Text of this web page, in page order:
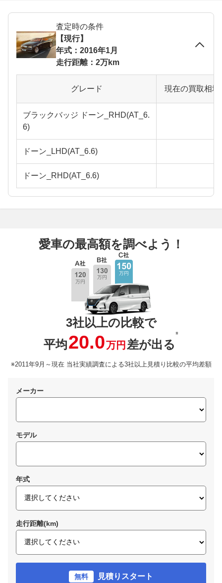
査定時の条件
【現行】
年式：2016年1月
走行距離：2万km
グレード 現在の買取相
ブラックバッジ ドーン_RHD(AT_6.
6)
ドーン_LHD(AT_6.6)
ドーン_RHD(AT_6.6)
愛車の最高額を調べよう！
3社以上の比較で
平均20.0万円 差が出る
※
※2011年9月～現在 当社実績調査による3社以上見積り比較の平均差額
メーカー
モデル
年式
走行距離(km)
無料 見積りスタート